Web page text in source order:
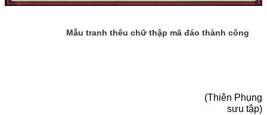
Mẫu tranh thêu chữ thập mã đáo thành công
(Thiên Phụng
sưu tập)